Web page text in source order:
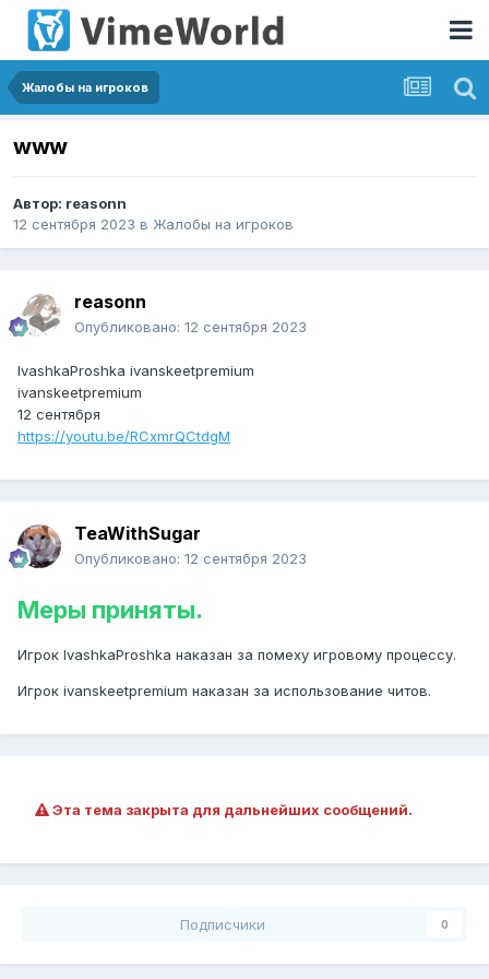
Жалобы на игроков
www
Автор: reasonn
12 сентября 2023 в Жалобы на игроков
reasonn
Опубликовано: 12 сентября 2023
IvashkaProshka ivanskeetpremium
ivanskeetpremium
12 сентября
https://youtu.be/RCxmrQCtdgM
TeaWithSugar
Опубликовано: 12 сентября 2023
Меры приняты.
Игрок IvashkaProshka наказан за помеху игровому процессу.
Игрок ivanskeetpremium наказан за использование читов.
Эта тема закрыта для дальнейших сообщений.
Подписчики 0